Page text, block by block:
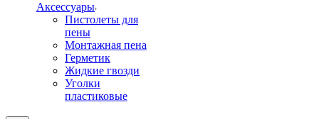
Аксессуары
Пистолеты для
пены
Монтажная пена
Герметик
Жидкие гвозди
Уголки
пластиковые